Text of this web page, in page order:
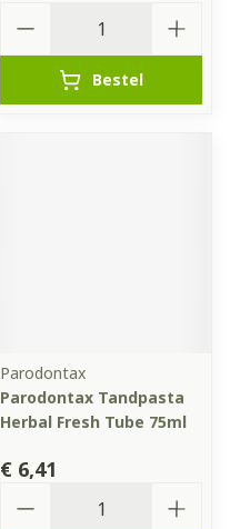
Bestel
Parodontax
Parodontax Tandpasta
Herbal Fresh Tube 75ml
€ 6,41